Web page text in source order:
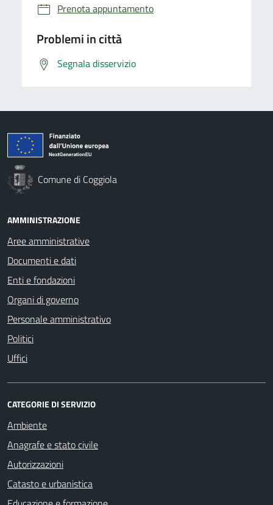
Prenota appuntamento
Problemi in città
Segnala disservizio
Comune di Coggiola
AMMINISTRAZIONE
Aree amministrative
Documenti e dati
Enti e fondazioni
Organi di governo
Personale amministrativo
Politici
Uffici
CATEGORIE DI SERVIZIO
Ambiente
Anagrafe e stato civile
Autorizzazioni
Catasto e urbanistica